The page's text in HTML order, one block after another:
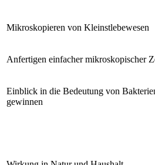
Mikroskopieren von Kleinstlebewesen
Anfertigen einfacher mikroskopischer
Einblick in die Bedeutung von
gewinnen